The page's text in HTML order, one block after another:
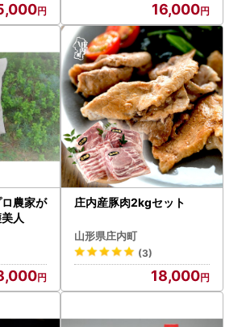
間程度で発送いたします。
定されているものや定期便は返礼品ページ
いたします。
お受けしておりません。
により、配送日の指定をご希望の方は、
（0234-42-0159）でお問合せのうえお申
は配送業者の時間区分に準じます。
る場合や、長期間不在にする場合等は、
不在にする2週間前までに必ずご連絡を
の不備や引越しなど、寄附者様の都合に
届けすることができなかった場合再発送は
16,000
農家が
人
庄内産豚肉2kgセット
山形県庄内町
(3)
18,000